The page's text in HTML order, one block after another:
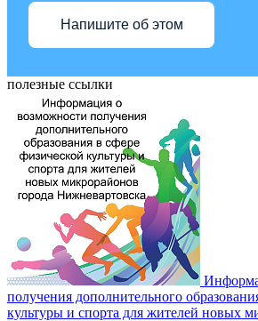
Напишите об этом
полезные ссылки
получения дополнительного
культуры и спорта для жителей новых